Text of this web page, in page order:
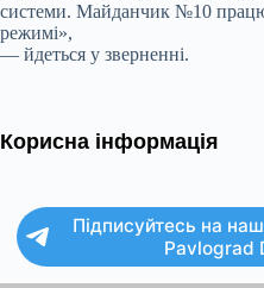
системи. Майданчик №10
режимі»,
— йдеться у зверненні.
Корисна інформація
Підписуйтесь на
Pavlograd